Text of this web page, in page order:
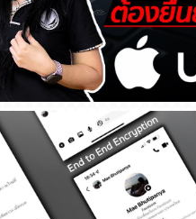
, MacBook ราคานักศึ